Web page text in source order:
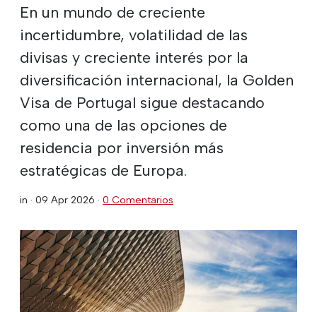
En un mundo de creciente
incertidumbre, volatilidad de las
divisas y creciente interés por la
diversificación internacional, la Golden
Visa de Portugal sigue destacando
como una de las opciones de
residencia por inversión más
estratégicas de Europa.
in · 09 Apr 2026 · 0 Comentarios